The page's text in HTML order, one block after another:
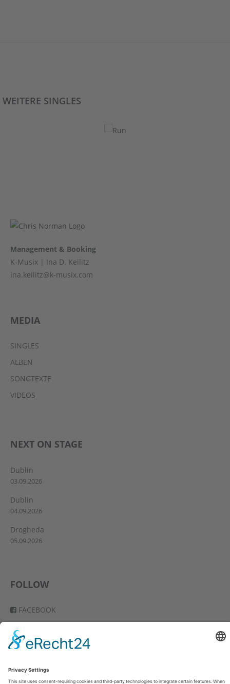
WEITERE SINGLES
Management & Booking
K-Musix | Ina D. Keilitz
ina.keilitz@k-musix.com
MEDIA
SINGLES
ALBEN
SONGTEXTE
VIDEOS
NEXT ON STAGE
Dublin
03.09.2026
Dublin
04.09.2026
Drogheda
05.09.2026
FOLLOW
FACEBOOK
VIMEO